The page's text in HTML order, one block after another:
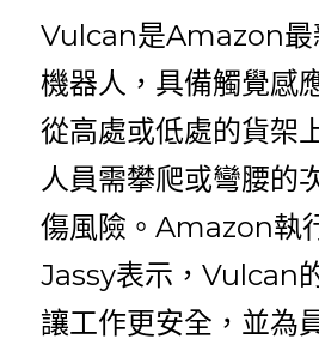
Vulcan是Amazon最
機器人，具備觸覺感
從高處或低處的貨架
人員需攀爬或彎腰的
傷風險。Amazon執
Jassy表示，Vulcan
讓工作更安全，並為